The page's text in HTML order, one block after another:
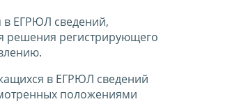
в ЕГРЮЛ сведений,
решения регистрирующего
в ЕГРЮЛ сведений
положениями